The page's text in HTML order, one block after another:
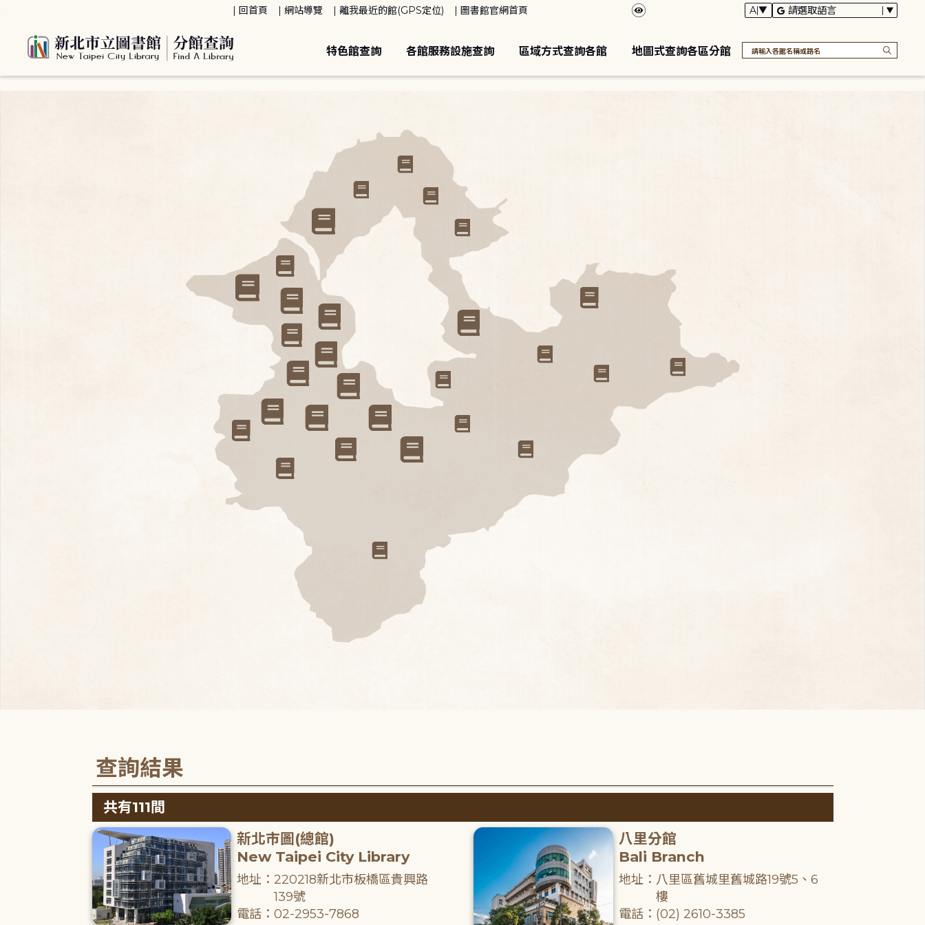
回首頁 網站導覽 離我最近的館(GPS定位) 圖書館官網首頁
特色館查詢 各館服務設施查詢 區域方式查詢各館 地圖式查詢各區分館
查詢結果
共有111間
新北市圖(總館)
New Taipei City Library
地址：220218新北市板橋區貴興路
139號
電話：02-2953-7868
八里分館
Bali Branch
地址：八里區舊城里舊城路19號5、6
樓
電話：(02) 2610-3385